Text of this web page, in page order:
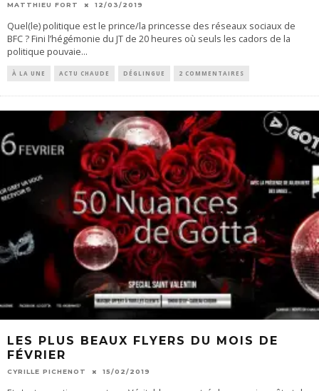
MATTHIEU FORT 12/03/2019
Quel(le) politique est le prince/la princesse des réseaux sociaux de
BFC ? Fini l’hégémonie du JT de 20 heures où seuls les cadors de la
politique pouvaie...
À LA UNE ACTU CHAUDE DÉGLINGUE 2 COMMENTAIRES
LES PLUS BEAUX FLYERS DU MOIS DE
FÉVRIER
CYRILLE PICHENOT 15/02/2019